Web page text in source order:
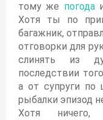
тому же погода
Хотя ты по
багажник,
отговорки для
слинять из
последствии
а от супруги по
рыбалки эпизод
Хотя ничего,